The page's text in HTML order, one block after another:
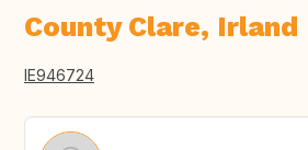
County Clare, Irland
IE946724